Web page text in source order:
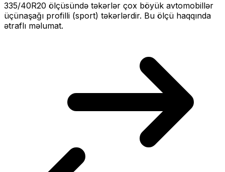
335/40R20 ölçüsündə təkərlər çox böyük avtomobillər
üçünaşağı profilli (sport) təkərlərdir. Bu ölçü haqqında
ətraflı məlumat.